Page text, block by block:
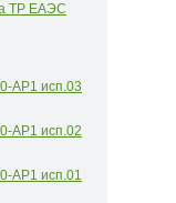
ТР ЕАЭС
АР1 исп.03
АР1 исп.02
АР1 исп.01